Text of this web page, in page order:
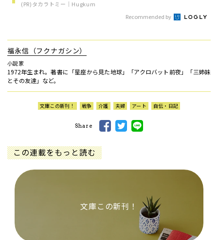
(PR)タカラトミー｜Hugkum
Recommended by
福永信（フクナガシン）
小説家
1972年生まれ。著書に「星座から見た地球」「アクロバット前夜」「三姉妹
とその友達」など。
文庫この新刊！ 戦争 介護 夫婦 アート 自伝・日記
Share
この連載をもっと読む
文庫この新刊！